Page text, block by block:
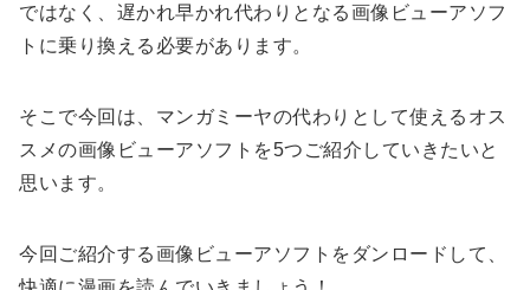
ではなく、遅かれ早かれ代わりとなる画像ビューアソフ
トに乗り換える必要があります。
そこで今回は、マンガミーヤの代わりとして使えるオス
スメの画像ビューアソフトを5つご紹介していきたいと
思います。
今回ご紹介する画像ビューアソフトをダンロードして、